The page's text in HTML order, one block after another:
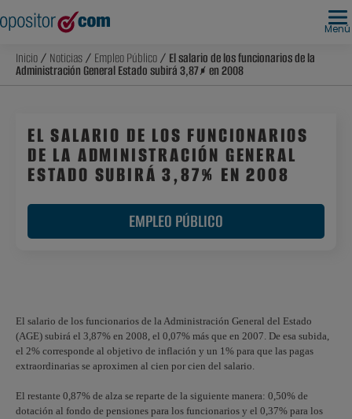
Menú
Inicio/ Noticias/ Empleo Público/ El salario de los funcionarios de la
Administración General Estado subirá 3,87% en 2008
EL SALARIO DE LOS FUNCIONARIOS
DE LA ADMINISTRACIÓN GENERAL
ESTADO SUBIRÁ 3,87% EN 2008
EMPLEO PÚBLICO
El salario de los funcionarios de la Administración General del Estado
(AGE) subirá el 3,87% en 2008, el 0,07% más que en 2007. De esa subida,
el 2% corresponde al objetivo de inflación y un 1% para que las pagas
extraordinarias se aproximen al cien por cien del salario.
El restante 0,87% de alza se reparte de la siguiente manera: 0,50% de
dotación al fondo de pensiones para los funcionarios y el 0,37% para los